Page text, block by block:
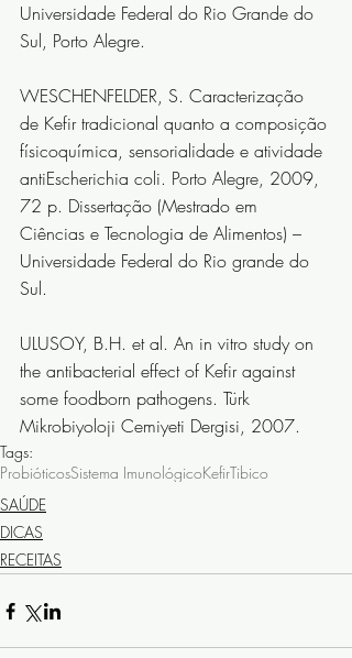
Universidade Federal do Rio Grande do
Sul, Porto Alegre.
WESCHENFELDER, S. Caracterização
de Kefir tradicional quanto a composição
físicoquímica, sensorialidade e atividade
antiEscherichia coli. Porto Alegre, 2009,
72 p. Dissertação (Mestrado em
Ciências e Tecnologia de Alimentos) –
Universidade Federal do Rio grande do
Sul.
ULUSOY, B.H. et al. An in vitro study on
the antibacterial effect of Kefir against
some foodborn pathogens. Türk
Mikrobiyoloji Cemiyeti Dergisi, 2007.
Tags:
ProbióticosSistema ImunológicoKefirTibico
SAÚDE
DICAS
RECEITAS